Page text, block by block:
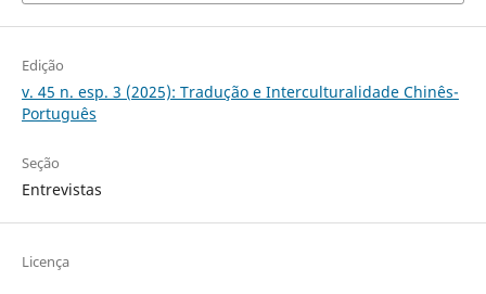
Edição
v. 45 n. esp. 3 (2025): Tradução e Interculturalidade Chinês-
Português
Seção
Entrevistas
Licença